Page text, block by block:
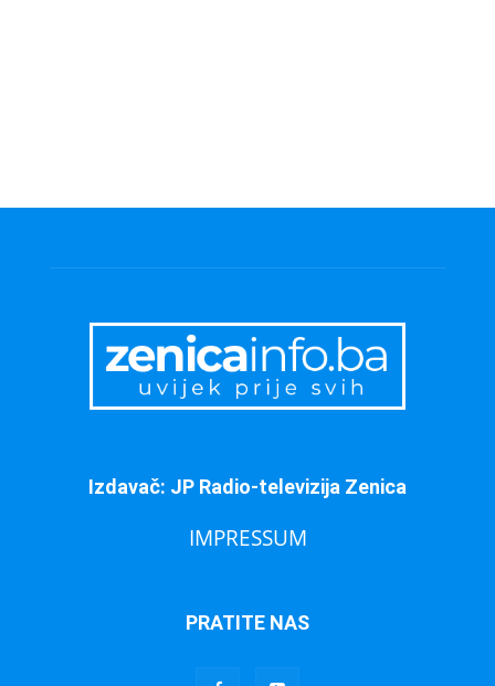
Izdavač: JP Radio-televizija Zenica
IMPRESSUM
PRATITE NAS